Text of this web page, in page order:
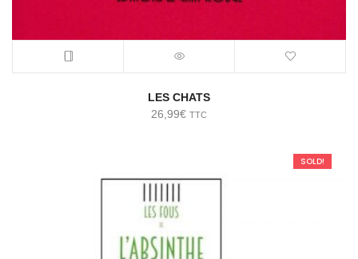
LES CHATS
26,99€ TTC
SOLD!